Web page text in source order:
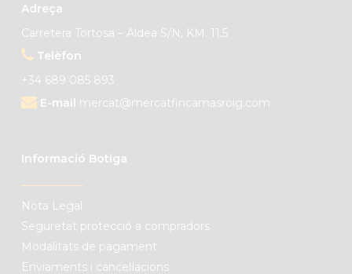
Adreça
Carretera Tortosa – Aldea S/N, KM. 11,5
Telèfon
+34 689 085 893
E-mail mercat@mercatfincamasroig.com
Informació Botiga
Nota Legal
Seguretat protecció a compradors
Modalitats de pagament
Enviaments i cancel·lacions